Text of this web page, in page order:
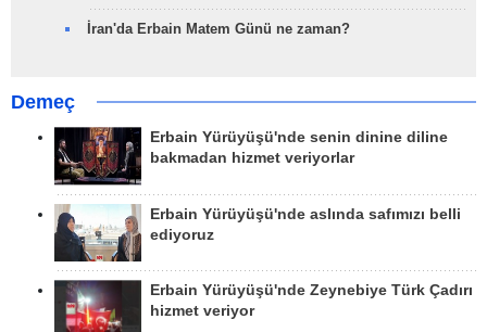
İran'da Erbain Matem Günü ne zaman?
Demeç
Erbain Yürüyüşü'nde senin dinine diline
bakmadan hizmet veriyorlar
Erbain Yürüyüşü'nde aslında safımızı belli
ediyoruz
Erbain Yürüyüşü'nde Zeynebiye Türk Çadırı
hizmet veriyor